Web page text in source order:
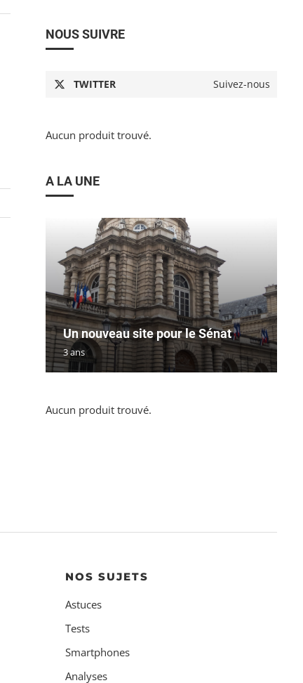
NOUS SUIVRE
TWITTER Suivez-nous
Aucun produit trouvé.
A LA UNE
Un nouveau site pour le Sénat
3 ans
Aucun produit trouvé.
NOS SUJETS
Astuces
Tests
Smartphones
Analyses